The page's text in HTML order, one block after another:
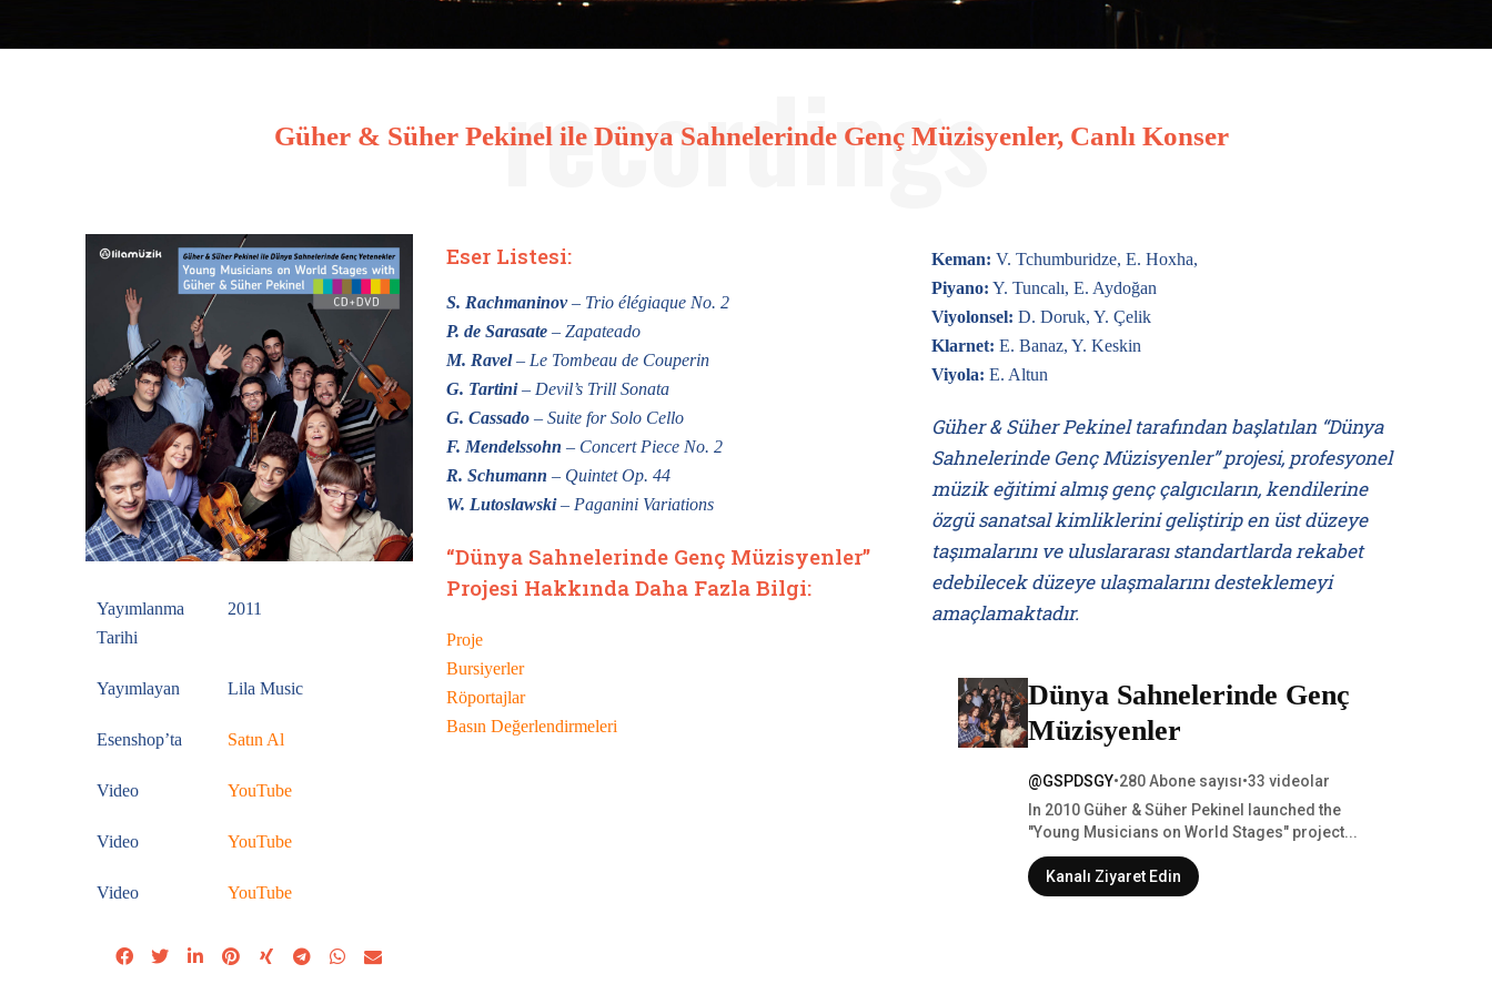
Güher & Süher Pekinel ile Dünya Sahnelerinde Genç Müzisyenler, Canlı Konser
Yayımlanma
Tarihi
2011
Yayımlayan Lila Music
Esenshop’ta Satın Al
Video YouTube
Video YouTube
Video YouTube
Eser Listesi:
S. Rachmaninov– Trio élégiaque No. 2
P. de Sarasate– Zapateado
M. Ravel– Le Tombeau de Couperin
G. Tartini– Devil’s Trill Sonata
G. Cassado– Suite for Solo Cello
F. Mendelssohn – Concert Piece No. 2
R. Schumann – Quintet Op. 44
W. Lutoslawski– Paganini Variations
“Dünya Sahnelerinde Genç Müzisyenler”
Projesi Hakkında Daha Fazla Bilgi:
Proje
Bursiyerler
Röportajlar
Basın Değerlendirmeleri
Keman: V. Tchumburidze, E. Hoxha,
Piyano: Y. Tuncalı, E. Aydoğan
Viyolonsel: D. Doruk, Y. Çelik
Klarnet: E. Banaz, Y. Keskin
Viyola: E. Altun
Güher & Süher Pekinel tarafından başlatılan “Dünya
Sahnelerinde Genç Müzisyenler” projesi, profesyonel
müzik eğitimi almış genç çalgıcıların, kendilerine
özgü sanatsal kimliklerini geliştirip en üst düzeye
taşımalarını ve uluslararası standartlarda rekabet
edebilecek düzeye ulaşmalarını desteklemeyi
amaçlamaktadır.
Dünya Sahnelerinde Genç
Müzisyenler
@GSPDSGY•280 Abone sayısı•33 videolar
In 2010 Güher & Süher Pekinel launched the
"Young Musicians on World Stages" project...
Kanalı Ziyaret Edin